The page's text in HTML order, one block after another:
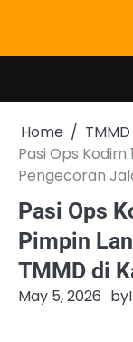
content
Home
TMMD
Pasi Ops
Pengecoran
Pasi Ops
Pimpin
TMMD di
May 5, 2026 by